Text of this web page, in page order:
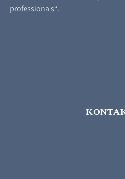
professionals“.